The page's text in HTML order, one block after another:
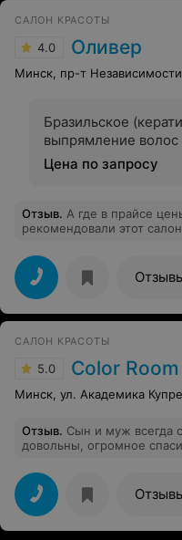
САЛОН КРАСОТЫ
4.0 Оливер
Минск, пр-т
Бразильское
выпрямление волос
Цена по запросу
Отзыв. А где в прайсе
рекомендовали этот
САЛОН КРАСОТЫ
5.0 Color Room
Минск, ул. Академика
Отзыв. Сын и муж всегда
довольны, огромное